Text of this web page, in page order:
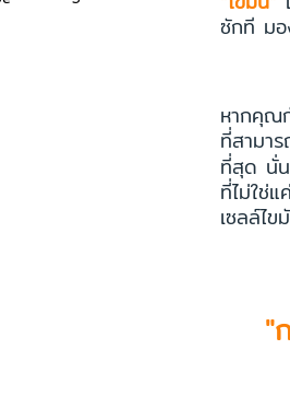
ซักที ม
หากคุณ
ที่สามา
ที่สุด นั่
ที่ไม่ใช่
เซลล์ไ
"